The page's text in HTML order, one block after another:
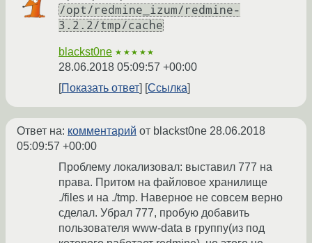
/opt/redmine_izum/redmine-
3.2.2/tmp/cache
blackst0ne ★★★★★
28.06.2018 05:09:57 +00:00
Показать ответ
Ссылка
Ответ на: комментарий от blackst0ne 28.06.2018
05:09:57 +00:00
Проблему локализовал: выставил 777 на
права. Притом на файловое хранилище
./files и на ./tmp. Наверное не совсем верно
сделал. Убрал 777, пробую добавить
пользователя www-data в группу(из под